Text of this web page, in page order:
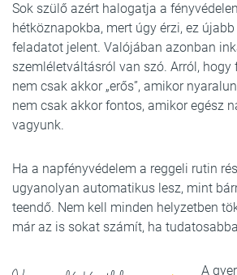
Sok szülő azért halogatja a
hétköznapokba, mert úgy érzi, ez
feladatot jelent. Valójában azonban
szemléletváltásról van szó. Arról, hogy
nem csak akkor „erős”, amikor
nem csak akkor fontos, amikor egész
vagyunk.
Ha a napfényvédelem a reggeli rutin
ugyanolyan automatikus lesz, mint
teendő. Nem kell minden helyzetben
már az is sokat számít, ha
A